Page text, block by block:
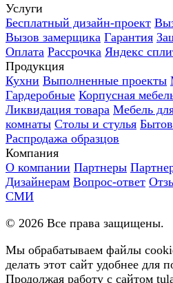
Услуги
Бесплатный дизайн-проект
Вызов замерщика Гарантия
Оплата Рассрочка Яндекс
Продукция
Кухни Выполненные проекты
Гардеробные Корпусная
Ликвидация товара Мебель
комнаты Столы и стулья
Распродажа образцов
Компания
О компании Партнеры
Дизайнерам Вопрос-ответ
СМИ
© 2026 Все права защищены.
Мы обрабатываем файлы
делать этот сайт удобнее для
Продолжая работу с сайтом